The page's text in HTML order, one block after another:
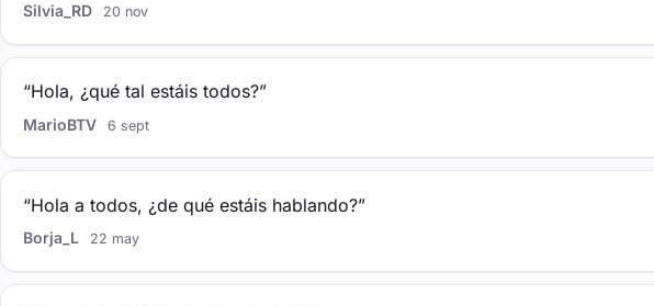
Silvia_RD 20 nov
“Hola, ¿qué tal estáis todos?”
MarioBTV 6 sept
“Hola a todos, ¿de qué estáis hablando?”
Borja_L 22 may